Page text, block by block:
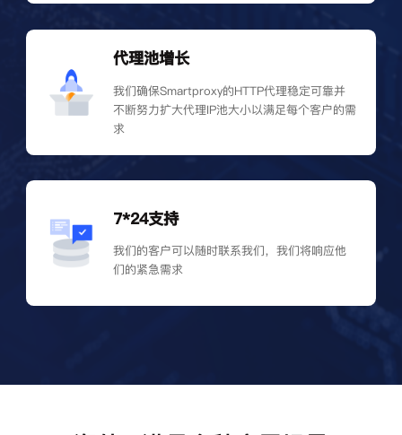
代理池增长
我们确保Smartproxy的HTTP代理稳定可靠并
不断努力扩大代理IP池大小以满足每个客户的需
求
7*24支持
我们的客户可以随时联系我们，我们将响应他
们的紧急需求